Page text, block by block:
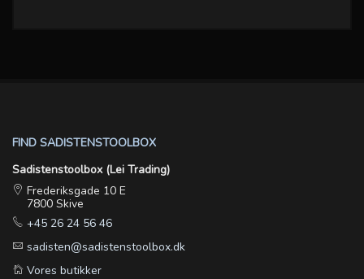
FIND SADISTENSTOOLBOX
Sadistenstoolbox (Lei Trading)
Frederiksgade 10 E
7800 Skive
+45 26 24 56 46
sadisten@sadistenstoolbox.dk
Vores butikker